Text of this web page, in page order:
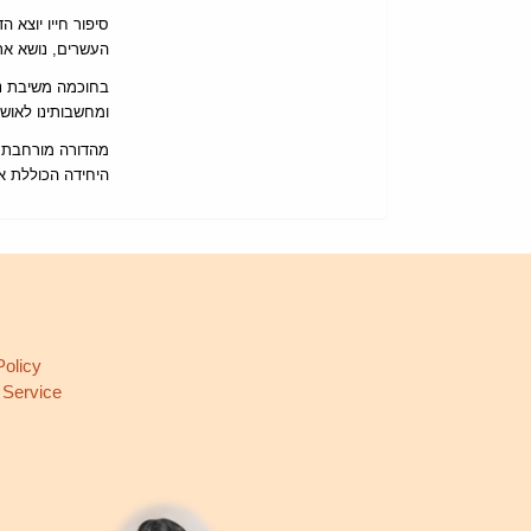
סיפור חייו
העשרים, נושא
בחוכמה משיבת
ומחשבותינו
היחידה הכוללת